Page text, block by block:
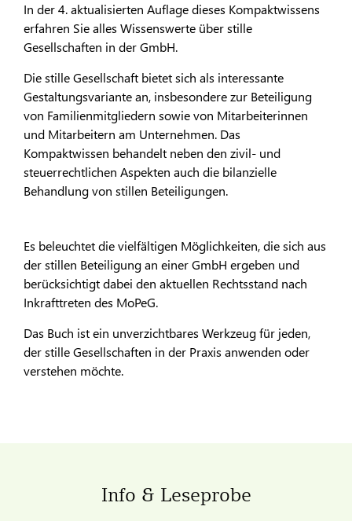
In der 4. aktualisierten Auflage dieses Kompaktwissens
erfahren Sie alles Wissenswerte über stille
Gesellschaften in der GmbH.
Die stille Gesellschaft bietet sich als interessante
Gestaltungsvariante an, insbesondere zur Beteiligung
von Familienmitgliedern sowie von Mitarbeiterinnen
und Mitarbeitern am Unternehmen. Das
Kompaktwissen behandelt neben den zivil- und
steuerrechtlichen Aspekten auch die bilanzielle
Behandlung von stillen Beteiligungen.
Es beleuchtet die vielfältigen Möglichkeiten, die sich aus
der stillen Beteiligung an einer GmbH ergeben und
berücksichtigt dabei den aktuellen Rechtsstand nach
Inkrafttreten des MoPeG.
Das Buch ist ein unverzichtbares Werkzeug für jeden,
der stille Gesellschaften in der Praxis anwenden oder
verstehen möchte.
Info & Leseprobe